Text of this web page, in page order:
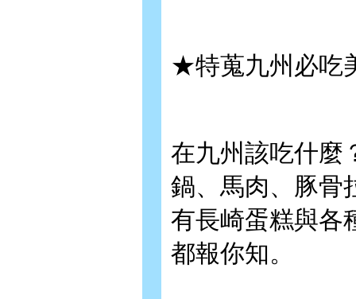
★特蒐九州必吃
在九州該吃什麼
鍋、馬肉、豚骨
有長崎蛋糕與各
都報你知。